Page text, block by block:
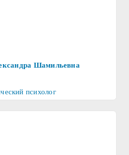
Шамильевна
психолог